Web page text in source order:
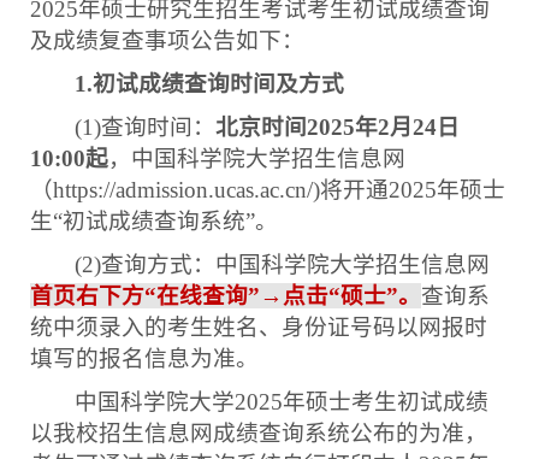
2025年硕士研究生招生考试考生初试成绩查询
及成绩复查事项公告如下：
1.初试成绩查询时间及方式
(1)查询时间：北京时间2025年2月24 日
10:00起，中国科学院大学招生信息网
（https://admission.ucas.ac.cn/)将开通2025年硕士
生“初试成绩查询系统”。
(2)查询方式：中国科学院大学招生信息网
首页右下方“在线查询”→点击“硕士”。 查询系
统中须录入的考生姓名、身份证号码以网报时
填写的报名信息为准。
中国科学院大学2025年硕士考生初试成绩
以我校招生信息网成绩查询系统公布的为准，